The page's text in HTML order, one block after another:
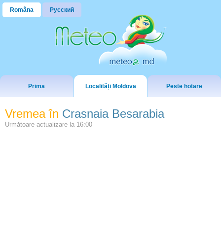
Româna Русский
Prima Localități Moldova Peste hotare
Vremea în Crasnaia Besarabia
Următoare actualizare la 16:00